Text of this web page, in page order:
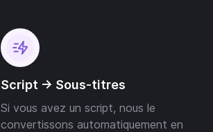
Script -> Sous-titres
Si vous avez un script, nous le
convertissons automatiquement en